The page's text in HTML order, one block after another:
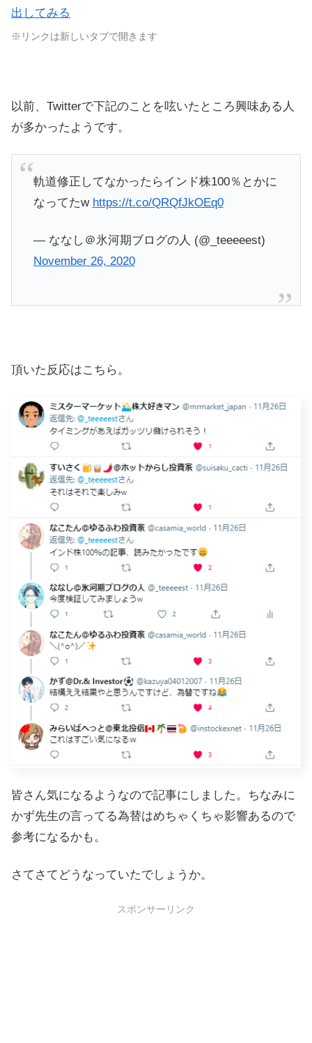
出してみる
※リンクは新しいタブで開きます
以前、Twitterで下記のことを呟いたところ興味ある人
が多かったようです。
軌道修正してなかったらインド株100％とかに
なってたw https://t.co/QRQfJkOEq0
— ななし＠氷河期ブログの人 (@_teeeeest)
November 26, 2020
頂いた反応はこちら。
皆さん気になるようなので記事にしました。ちなみに
かず先生の言ってる為替はめちゃくちゃ影響あるので
参考になるかも。
さてさてどうなっていたでしょうか。
スポンサーリンク